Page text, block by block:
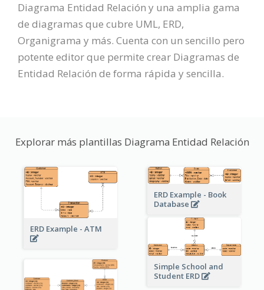
Diagrama Entidad Relación y una amplia gama
de diagramas que cubre UML, ERD,
Organigrama y más. Cuenta con un sencillo pero
potente editor que permite crear Diagramas de
Entidad Relación de forma rápida y sencilla.
Explorar más plantillas Diagrama Entidad Relación
ERD Example - ATM
ERD Example - Book
Database
Simple School and
Student ERD